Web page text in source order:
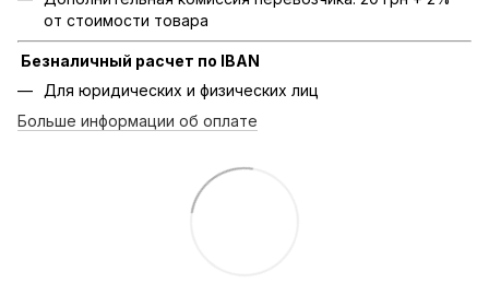
от стоимости товара
Безналичный расчет по IBAN
Для юридических и физических лиц
Больше информации об оплате